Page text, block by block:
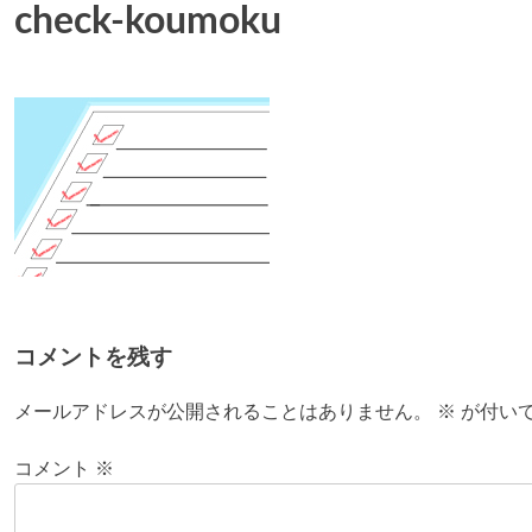
check-koumoku
コメントを残す
メールアドレスが公開されることはありません。 ※ が付い
コメント ※